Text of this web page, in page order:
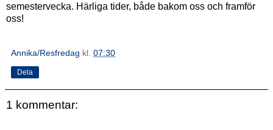
semestervecka. Härliga tider, både bakom oss och framför
oss!
Annika/Resfredag kl. 07:30
Dela
1 kommentar: